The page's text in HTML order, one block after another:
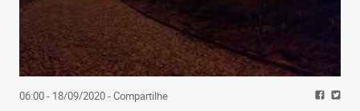
06:00 - 18/09/2020- Compartilhe